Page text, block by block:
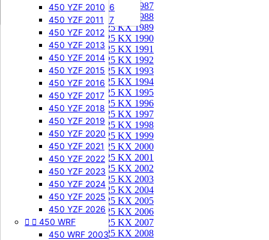
525 EXC-F 2006
525 EXC-F 2007
450 YZF 2010
450 YZF 2011
450 YZF 2012
450 YZF 2013
450 YZF 2014
450 YZF 2015
450 YZF 2016
450 YZF 2017
450 YZF 2018
450 YZF 2019
450 YZF 2020
450 YZF 2021
450 YZF 2022
450 YZF 2023
450 YZF 2024
450 YZF 2025
450 YZF 2026
  450 WRF
450 WRF 2003
125 KX 1987
125 KX 1988
125 KX 1989
125 KX 1990
125 KX 1991
125 KX 1992
125 KX 1993
125 KX 1994
125 KX 1995
125 KX 1996
125 KX 1997
125 KX 1998
125 KX 1999
125 KX 2000
125 KX 2001
125 KX 2002
125 KX 2003
125 KX 2004
125 KX 2005
125 KX 2006
125 KX 2007
125 KX 2008